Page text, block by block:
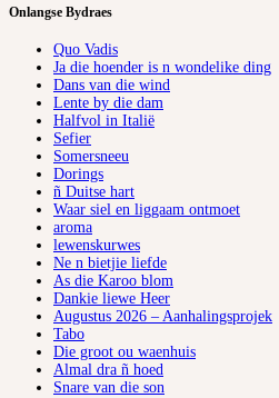
Onlangse Bydraes
Quo Vadis
Ja die hoender is n wondelike ding
Dans van die wind
Lente by die dam
Halfvol in Italië
Sefier
Somersneeu
Dorings
ñ Duitse hart
Waar siel en liggaam ontmoet
aroma
lewenskurwes
Ne n bietjie liefde
As die Karoo blom
Dankie liewe Heer
Augustus 2026 – Aanhalingsprojek
Tabo
Die groot ou waenhuis
Almal dra ñ hoed
Snare van die son